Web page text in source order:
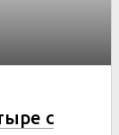
с